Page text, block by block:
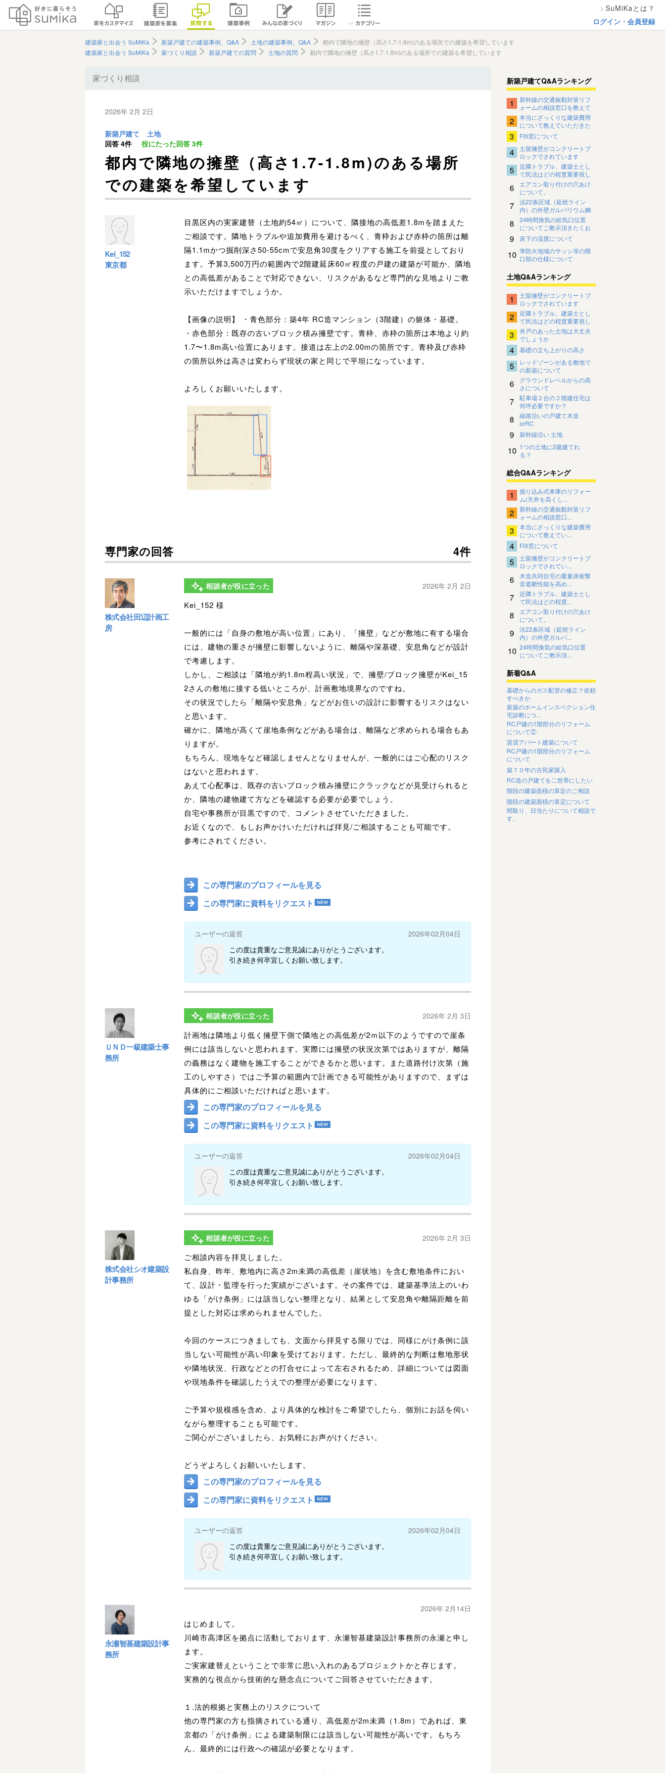
SuMiKaとは？
ログイン・会員登録
建築家と出会う SuMiKa 新築戸建ての建築事例、Q&A 土地の建築事例、Q&A
都内で隣地の擁壁（高さ1.7-1.8m)のある場所での建築を希望しています
建築家と出会う SuMiKa
家づくり相談 新築戸建ての質問 土地の質問 都内で隣地の擁壁（高さ1.7-1.8m)のある場所での建築を希望しています
家づくり相談
2026年 2月 2日
新築戸建て
土地
回答 4件 役にたった回答 3件
都内で隣地の擁壁（高さ1.7-1.8m)のある場所
での建築を希望しています
Kei_152
東京都
目黒区内の実家建替（土地約54㎡）について、隣接地の高低差1.8mを踏まえた
ご相談です。隣地トラブルや追加費用を避けるべく、青枠および赤枠の箇所は離
隔1.1mかつ掘削深さ50-55cmで安息角30度をクリアする施工を前提としており
ます。予算3,500万円の範囲内で2階建延床60㎡程度の戸建の建築が可能か、隣地
との高低差があることで対応できない、リスクがあるなど専門的な見地よりご教
示いただけますでしょうか。
【画像の説明】 ・青色部分：築4年 RC造マンション（3階建）の躯体・基礎。
・赤色部分：既存の古いブロック積み擁壁です。青枠、赤枠の箇所は本地より約
1.7〜1.8m高い位置にあります。接道は左上の2.00mの箇所です。青枠及び赤枠
の箇所以外は高さは変わらず現状の家と同じで平坦になっています。
よろしくお願いいたします。
専門家の回答 4件
株式会社田辺計画工
房
相談者が役に立った 2026年 2月 2日
Kei_152 様
一般的には「自身の敷地が高い位置」にあり、「擁壁」などが敷地に有する場合
には、建物の重さが擁壁に影響しないように、離隔や深基礎、安息角などが設計
で考慮します。
しかし、ご相談は「隣地が約1.8m程高い状況」で、擁壁/ブロック擁壁がKei_15
2さんの敷地に接する低いところが、計画敷地境界なのですね。
その状況でしたら「離隔や安息角」などがお住いの設計に影響するリスクはない
と思います。
確かに、隣地が高くて崖地条例などがある場合は、離隔など求められる場合もあ
りますが。
もちろん、現地をなど確認しませんとなりませんが、一般的にはご心配のリスク
はないと思われます。
あえて心配事は、既存の古いブロック積み擁壁にクラックなどが見受けられると
か、隣地の建物建て方などを確認する必要が必要でしょう。
自宅や事務所が目黒ですので、コメントさせていただきました。
お近くなので、もしお声かけいただければ拝見/ご相談することも可能です。
参考にされてください。
この専門家のプロフィールを見る
この専門家に資料をリクエスト
ユーザーの返答
2026年02月04日
この度は貴重なご意見誠にありがとうございます。
引き続き何卒宜しくお願い致します。
ＵＮＤ一級建築士事
務所
相談者が役に立った 2026年 2月 3日
計画地は隣地より低く擁壁下側で隣地との高低差が2ｍ以下のようですので崖条
例には該当しないと思われます。実際には擁壁の状況次第ではありますが、離隔
の義務はなく建物を施工することができるかと思います。また道路付け次第（施
工のしやすさ）ではご予算の範囲内で計画できる可能性がありますので、まずは
具体的にご相談いただければと思います。
この専門家のプロフィールを見る
この専門家に資料をリクエスト
ユーザーの返答
2026年02月04日
この度は貴重なご意見誠にありがとうございます。
引き続き何卒宜しくお願い致します。
株式会社シオ建築設
計事務所
相談者が役に立った 2026年 2月 3日
ご相談内容を拝見しました。
私自身、昨年、敷地内に高さ2m未満の高低差（崖状地）を含む敷地条件におい
て、設計・監理を行った実績がございます。その案件では、建築基準法上のいわ
ゆる「がけ条例」には該当しない整理となり、結果として安息角や離隔距離を前
提とした対応は求められませんでした。
今回のケースにつきましても、文面から拝見する限りでは、同様にがけ条例に該
当しない可能性が高い印象を受けております。ただし、最終的な判断は敷地形状
や隣地状況、行政などとの打合せによって左右されるため、詳細については図面
や現地条件を確認したうえでの整理が必要になります。
ご予算や規模感を含め、より具体的な検討をご希望でしたら、個別にお話を伺い
ながら整理することも可能です。
ご関心がございましたら、お気軽にお声がけください。
どうぞよろしくお願いいたします。
この専門家のプロフィールを見る
この専門家に資料をリクエスト
ユーザーの返答
2026年02月04日
この度は貴重なご意見誠にありがとうございます。
引き続き何卒宜しくお願い致します。
永瀬智基建築設計事
務所
2026年 2月14日
はじめまして。
川崎市高津区を拠点に活動しております、永瀬智基建築設計事務所の永瀬と申し
ます。
ご実家建替えということで非常に思い入れのあるプロジェクトかと存じます。
実務的な視点から技術的な懸念点についてご回答させていただきます。
１.法的根拠と実務上のリスクについて
他の専門家の方も指摘されている通り、高低差が2m未満（1.8m）であれば、東
京都の「がけ条例」による建築制限には該当しない可能性が高いです。もちろ
ん、最終的には行政への確認が必要となります。
新築戸建てQ&Aランキング
1
新幹線の交通振動対策リフ
ォームの相談窓口を教えて
ください。
2
本当にざっくりな建築費用
について教えていただきた
いです
3 FIX窓について
4
土留擁壁がコンクリートブ
ロックでされています
5
近隣トラブル、建築士とし
て民法はどの程度重要視し
ているのですか？
6
エアコン取り付けの穴あけ
について。
7
法22条区域（延焼ライン
内）の外壁ガルバリウム鋼
板の下地について
8
24時間換気の給気口位置
についてご教示頂きたくお
願い致します。
9 床下の湿度について
10 準防火地域のサッシ等の開
口部の仕様について
土地Q&Aランキング
1
土留擁壁がコンクリートブ
ロックでされています
2
近隣トラブル、建築士とし
て民法はどの程度重要視し
ているのですか？
3
井戸のあった土地は大丈夫
でしょうか
4 基礎の立ち上がりの高さ
5
レッドゾーンがある敷地で
の新築について
6
グラウンドレベルからの高
さについて
7
駐車場２台の２階建住宅は
何坪必要ですか？
8
線路沿いの戸建て木造
orRC
9 新幹線沿い 土地
10 1つの土地に2建建てれ
る？
総合Q&Aランキング
1
掘り込み式車庫のリフォー
ム(天井を高くし...
2
新幹線の交通振動対策リフ
ォームの相談窓口...
3
本当にざっくりな建築費用
について教えてい...
4 FIX窓について
5
土留擁壁がコンクリートブ
ロックでされてい...
6
木造共同住宅の重量床衝撃
音遮断性能を高め...
7
近隣トラブル、建築士とし
て民法はどの程度...
8
エアコン取り付けの穴あけ
について。
9
法22条区域（延焼ライン
内）の外壁ガルバ...
10 24時間換気の給気口位置
についてご教示頂...
新着Q&A
基礎からのガス配管の修正？依頼
すべきか
新築のホームインスペクション住
宅診断につ...
RC戸建の1階部分のリフォーム
について②
賃貸アパート建築について
RC戸建の1階部分のリフォーム
について
築７０年の古民家購入
RC造の戸建てを二世帯にしたい
階段の建築面積の算定のご相談
階段の建築面積の算定について
間取り、日当たりについて相談で
す。